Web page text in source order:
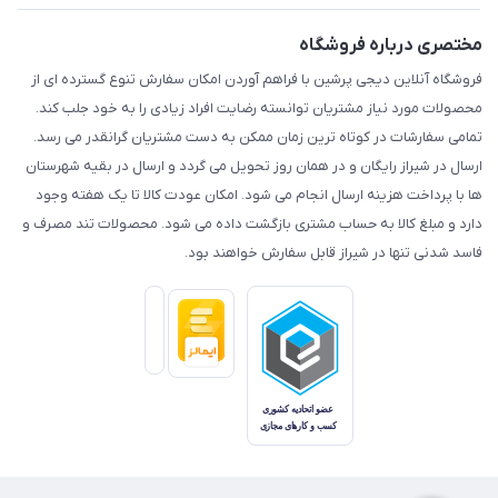
مختصری درباره فروشگاه
فروشگاه آنلاین دیجی پرشین با فراهم آوردن امکان سفارش تنوع گسترده ای از
محصولات مورد نیاز مشتریان توانسته رضایت افراد زیادی را به خود جلب کند.
تمامی سفارشات در کوتاه ترین زمان ممکن به دست مشتریان گرانقدر می رسد.
ارسال در شیراز رایگان و در همان روز تحویل می گردد و ارسال در بقیه شهرستان
ها با پرداخت هزینه ارسال انجام می شود. امکان عودت کالا تا یک هفته وجود
دارد و مبلغ کالا به حساب مشتری بازگشت داده می شود. محصولات تند مصرف و
فاسد شدنی تنها در شیراز قابل سفارش خواهند بود.